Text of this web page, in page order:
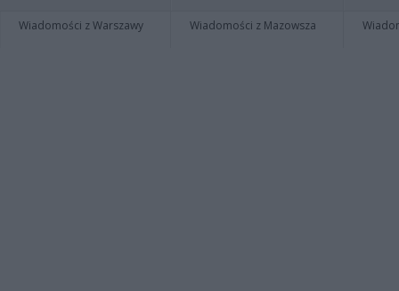
Wiadomości z Warszawy Wiadomości z Mazowsza